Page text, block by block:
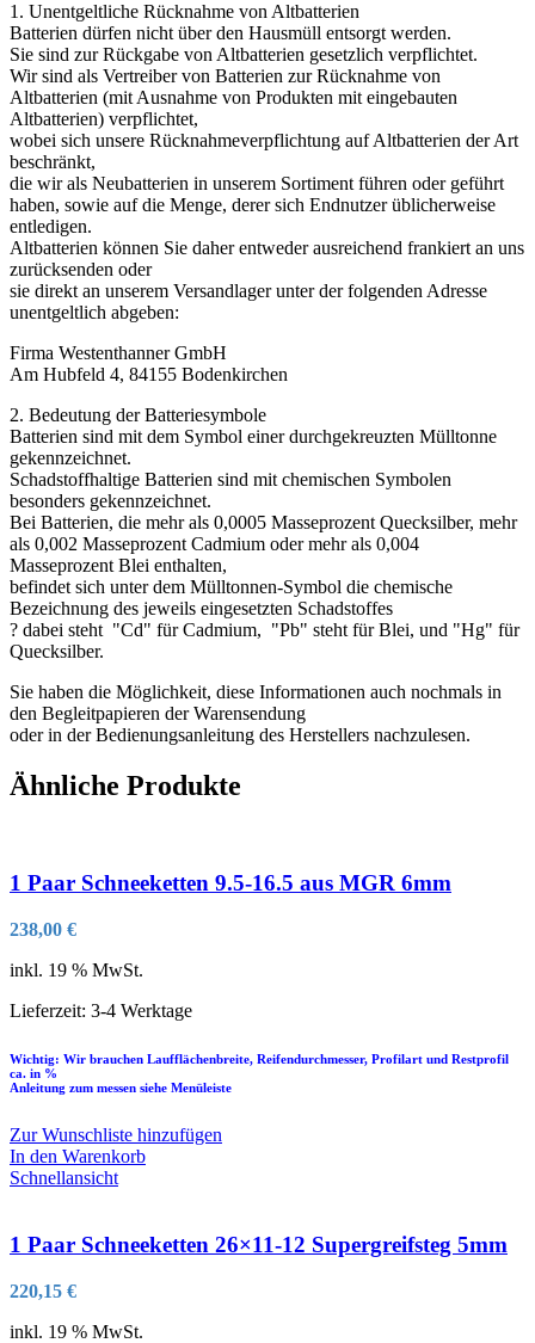
1. Unentgeltliche Rücknahme von Altbatterien
Batterien dürfen nicht über den Hausmüll entsorgt werden.
Sie sind zur Rückgabe von Altbatterien gesetzlich verpflichtet.
Wir sind als Vertreiber von Batterien zur Rücknahme von
Altbatterien (mit Ausnahme von Produkten mit eingebauten
Altbatterien) verpflichtet,
wobei sich unsere Rücknahmeverpflichtung auf Altbatterien der Art
beschränkt,
die wir als Neubatterien in unserem Sortiment führen oder geführt
haben, sowie auf die Menge, derer sich Endnutzer üblicherweise
entledigen.
Altbatterien können Sie daher entweder ausreichend frankiert an uns
zurücksenden oder
sie direkt an unserem Versandlager unter der folgenden Adresse
unentgeltlich abgeben:
Firma Westenthanner GmbH
Am Hubfeld 4, 84155 Bodenkirchen
2. Bedeutung der Batteriesymbole
Batterien sind mit dem Symbol einer durchgekreuzten Mülltonne
gekennzeichnet.
Schadstoffhaltige Batterien sind mit chemischen Symbolen
besonders gekennzeichnet.
Bei Batterien, die mehr als 0,0005 Masseprozent Quecksilber, mehr
als 0,002 Masseprozent Cadmium oder mehr als 0,004
Masseprozent Blei enthalten,
befindet sich unter dem Mülltonnen-Symbol die chemische
Bezeichnung des jeweils eingesetzten Schadstoffes
? dabei steht "Cd" für Cadmium, "Pb" steht für Blei, und "Hg" für
Quecksilber.
Sie haben die Möglichkeit, diese Informationen auch nochmals in
den Begleitpapieren der Warensendung
oder in der Bedienungsanleitung des Herstellers nachzulesen.
Ähnliche Produkte
1 Paar Schneeketten 9.5-16.5 aus MGR 6mm
238,00 €
inkl. 19 % MwSt.
Lieferzeit: 3-4 Werktage
Wichtig: Wir brauchen Laufflächenbreite, Reifendurchmesser, Profilart und Restprofil
ca. in %
Anleitung zum messen siehe Menüleiste
Zur Wunschliste hinzufügen
In den Warenkorb
Schnellansicht
1 Paar Schneeketten 26×11-12 Supergreifsteg 5mm
220,15 €
inkl. 19 % MwSt.